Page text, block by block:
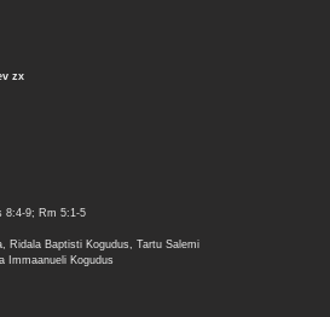
zx
8:4-9; Rm 5:1-5
Ridala Baptisti Kogudus, Tartu Salemi
Immaanueli Kogudus